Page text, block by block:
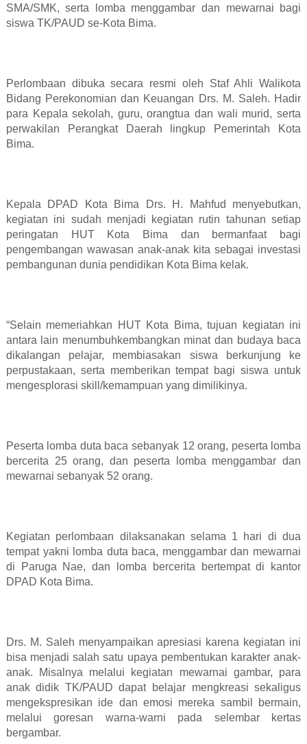
SMA/SMK, serta lomba menggambar dan mewarnai bagi
siswa TK/PAUD se-Kota Bima.
Perlombaan dibuka secara resmi oleh Staf Ahli Walikota
Bidang Perekonomian dan Keuangan Drs. M. Saleh. Hadir
para Kepala sekolah, guru, orangtua dan wali murid, serta
perwakilan Perangkat Daerah lingkup Pemerintah Kota
Bima.
Kepala DPAD Kota Bima Drs. H. Mahfud menyebutkan,
kegiatan ini sudah menjadi kegiatan rutin tahunan setiap
peringatan HUT Kota Bima dan bermanfaat bagi
pengembangan wawasan anak-anak kita sebagai investasi
pembangunan dunia pendidikan Kota Bima kelak.
“Selain memeriahkan HUT Kota Bima, tujuan kegiatan ini
antara lain menumbuhkembangkan minat dan budaya baca
dikalangan pelajar, membiasakan siswa berkunjung ke
perpustakaan, serta memberikan tempat bagi siswa untuk
mengesplorasi skill/kemampuan yang dimilikinya.
Peserta lomba duta baca sebanyak 12 orang, peserta lomba
bercerita 25 orang, dan peserta lomba menggambar dan
mewarnai sebanyak 52 orang.
Kegiatan perlombaan dilaksanakan selama 1 hari di dua
tempat yakni lomba duta baca, menggambar dan mewarnai
di Paruga Nae, dan lomba bercerita bertempat di kantor
DPAD Kota Bima.
Drs. M. Saleh menyampaikan apresiasi karena kegiatan ini
bisa menjadi salah satu upaya pembentukan karakter anak-
anak. Misalnya melalui kegiatan mewarnai gambar, para
anak didik TK/PAUD dapat belajar mengkreasi sekaligus
mengekspresikan ide dan emosi mereka sambil bermain,
melalui goresan warna-warni pada selembar kertas
bergambar.